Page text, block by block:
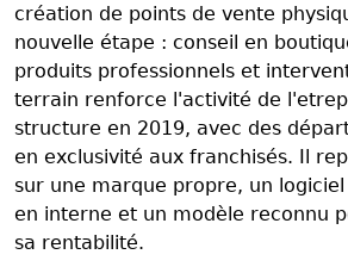
création de points de vente
nouvelle étape : conseil en
produits professionnels et
terrain renforce l'activité de
structure en 2019, avec des
en exclusivité aux franchisés. Il
sur une marque propre, un
en interne et un modèle reconnu
sa rentabilité.